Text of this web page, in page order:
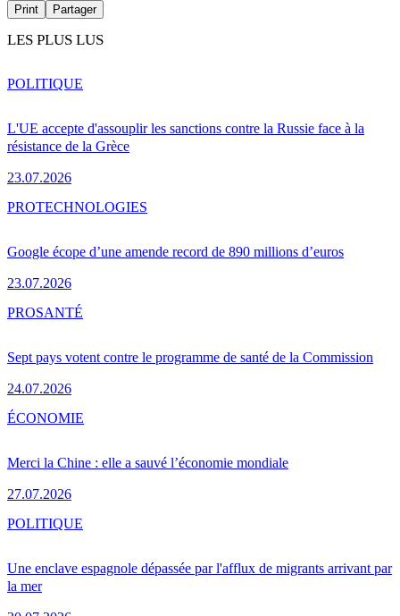
Print Partager
LES PLUS LUS
L'UE accepte d'assouplir les sanctions contre la Russie face à la
résistance de la Grèce
23.07.2026
POLITIQUE
Google écope d’une amende record de 890 millions d’euros
23.07.2026
PROTECHNOLOGIES
Sept pays votent contre le programme de santé de la Commission
24.07.2026
PROSANTÉ
Merci la Chine : elle a sauvé l’économie mondiale
27.07.2026
ÉCONOMIE
Une enclave espagnole dépassée par l'afflux de migrants arrivant par
la mer
POLITIQUE